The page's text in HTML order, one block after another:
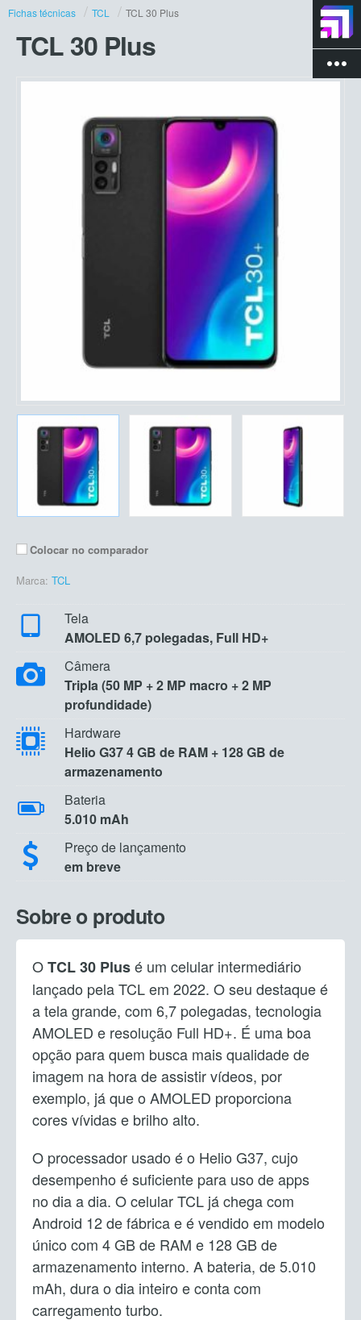
more_vert
Fichas técnicas TCL TCL 30 Plus
TCL 30 Plus
Colocar no comparador
Marca: TCL
Tela
AMOLED 6,7 polegadas, Full HD+
Câmera
Tripla (50 MP + 2 MP macro + 2 MP
profundidade)
Hardware
Helio G37 4 GB de RAM + 128 GB de
armazenamento
Bateria
5.010 mAh
Preço de lançamento
em breve
Sobre o produto
OTCL 30 Plusé um celular intermediário
lançado pela TCL em 2022. O seu destaque é
a tela grande, com 6,7 polegadas, tecnologia
AMOLED e resolução Full HD+. É uma boa
opção para quem busca mais qualidade de
imagem na hora de assistir vídeos, por
exemplo, já que o AMOLED proporciona
cores vívidas e brilho alto.
O processador usado é o Helio G37, cujo
desempenho é suficiente para uso de apps
no dia a dia. O celular TCL já chega com
Android 12 de fábrica e é vendido em modelo
único com 4 GB de RAM e 128 GB de
armazenamento interno. A bateria, de 5.010
mAh, dura o dia inteiro e conta com
carregamento turbo.